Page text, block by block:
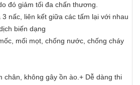
đó giảm tối đa chấn thương.
nấc, liên kết giữa các tấm lại với nhau
biến dạng
mối mọt, chống nước, chống cháy
chân, không gây ồn ào.+ Dễ dàng thi